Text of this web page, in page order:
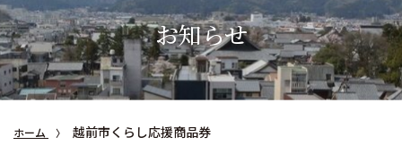
お知らせ
ホーム 越前市くらし応援商品券